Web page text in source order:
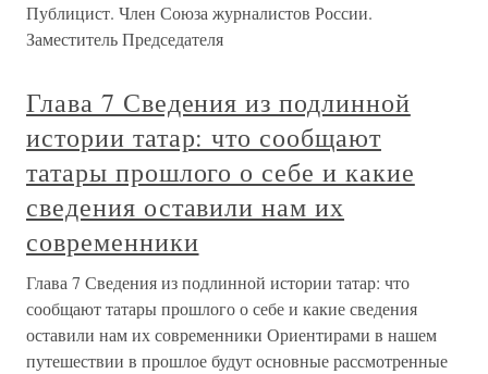
Публицист. Член Союза журналистов России.
Заместитель Председателя
Глава 7 Сведения из подлинной
истории татар: что сообщают
татары прошлого о себе и какие
сведения оставили нам их
современники
Глава 7 Сведения из подлинной истории татар: что
сообщают татары прошлого о себе и какие сведения
оставили нам их современники Ориентирами в нашем
путешествии в прошлое будут основные рассмотренные